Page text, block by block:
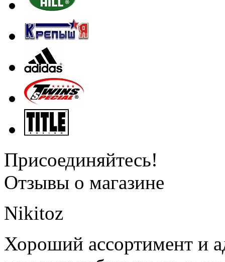
Присоединяйтесь!
Отзывы о магазине
Nikitoz
Хороший ассортимент и